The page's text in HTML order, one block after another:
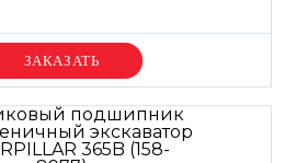
Уточняйте цену